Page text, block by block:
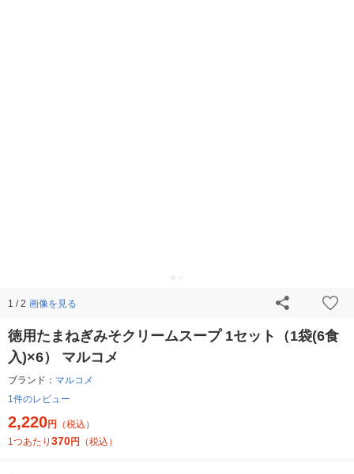
1 / 2 画像を見る
徳用たまねぎみそクリームスープ 1セット（1袋(6食
入)×6） マルコメ
ブランド： マルコメ
1件のレビュー
2,220円
（税込）
1つあたり 370円 （税込）